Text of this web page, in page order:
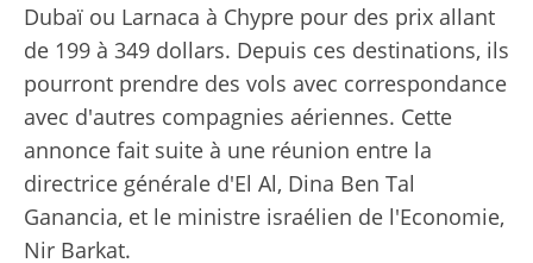
Dubaï ou Larnaca à Chypre pour des prix allant
de 199 à 349 dollars. Depuis ces destinations, ils
pourront prendre des vols avec correspondance
avec d'autres compagnies aériennes. Cette
annonce fait suite à une réunion entre la
directrice générale d'El Al, Dina Ben Tal
Ganancia, et le ministre israélien de l'Economie,
Nir Barkat.